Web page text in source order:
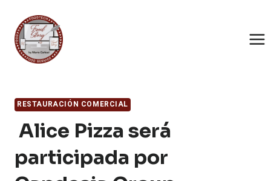
contenido
RESTAURACIÓN COMERCIAL
Alice Pizza será
participada por